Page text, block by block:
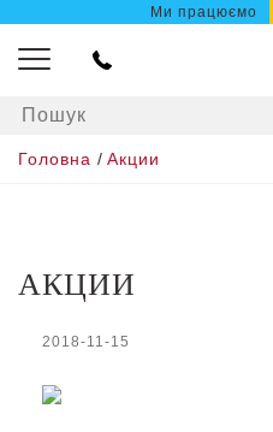
Ми працюємо
Головна / Акции
АКЦИИ
2018-11-15